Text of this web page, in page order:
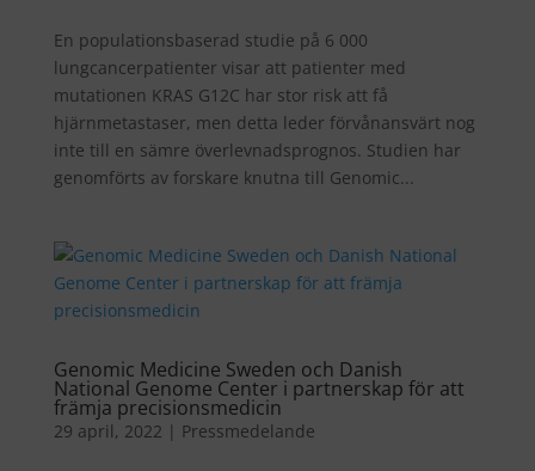
En populationsbaserad studie på 6 000
lungcancerpatienter visar att patienter med
mutationen KRAS G12C har stor risk att få
hjärnmetastaser, men detta leder förvånansvärt nog
inte till en sämre överlevnadsprognos. Studien har
genomförts av forskare knutna till Genomic...
Genomic Medicine Sweden och Danish
National Genome Center i partnerskap för att
främja precisionsmedicin
29 april, 2022 | Pressmedelande